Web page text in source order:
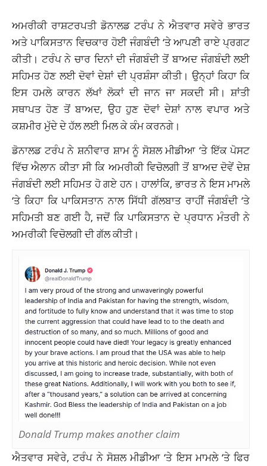
ਅਮਰੀਕੀ ਰਾਸ਼ਟਰਪਤੀ ਡੋਨਾਲਡ ਟਰੰਪ ਨੇ ਐਤਵਾਰ ਸਵੇਰੇ ਭਾਰਤ
ਅਤੇ ਪਾਕਿਸਤਾਨ ਵਿਚਕਾਰ ਹੋਈ ਜੰਗਬੰਦੀ ‘ਤੇ ਆਪਣੀ ਰਾਏ ਪ੍ਰਗਟ
ਕੀਤੀ। ਟਰੰਪ ਨੇ ਚਾਰ ਦਿਨਾਂ ਦੀ ਜੰਗਬੰਦੀ ਤੋਂ ਬਾਅਦ ਜੰਗਬੰਦੀ ਲਈ
ਸਹਿਮਤ ਹੋਣ ਲਈ ਦੋਵਾਂ ਦੇਸ਼ਾਂ ਦੀ ਪ੍ਰਸ਼ੰਸਾ ਕੀਤੀ। ਉਨ੍ਹਾਂ ਕਿਹਾ ਕਿ
ਇਸ ਹਮਲੇ ਕਾਰਨ ਲੱਖਾਂ ਲੋਕਾਂ ਦੀ ਜਾਨ ਜਾ ਸਕਦੀ ਸੀ। ਸ਼ਾਂਤੀ
ਸਥਾਪਤ ਹੋਣ ਤੋਂ ਬਾਅਦ, ਉਹ ਹੁਣ ਦੋਵਾਂ ਦੇਸ਼ਾਂ ਨਾਲ ਵਪਾਰ ਅਤੇ
ਕਸ਼ਮੀਰ ਮੁੱਦੇ ਦੇ ਹੱਲ ਲਈ ਮਿਲ ਕੇ ਕੰਮ ਕਰਨਗੇ।
ਡੋਨਾਲਡ ਟਰੰਪ ਨੇ ਸ਼ਨੀਵਾਰ ਸ਼ਾਮ ਨੂੰ ਸੋਸ਼ਲ ਮੀਡੀਆ ‘ਤੇ ਇੱਕ ਪੋਸਟ
ਵਿੱਚ ਐਲਾਨ ਕੀਤਾ ਸੀ ਕਿ ਅਮਰੀਕੀ ਵਿਚੋਲਗੀ ਤੋਂ ਬਾਅਦ ਦੋਵੇਂ ਦੇਸ਼
ਜੰਗਬੰਦੀ ਲਈ ਸਹਿਮਤ ਹੋ ਗਏ ਹਨ। ਹਾਲਾਂਕਿ, ਭਾਰਤ ਨੇ ਇਸ ਮਾਮਲੇ
‘ਤੇ ਕਿਹਾ ਕਿ ਪਾਕਿਸਤਾਨ ਨਾਲ ਸਿੱਧੀ ਗੱਲਬਾਤ ਰਾਹੀਂ ਜੰਗਬੰਦੀ ‘ਤੇ
ਸਹਿਮਤੀ ਬਣ ਗਈ ਹੈ, ਜਦੋਂ ਕਿ ਪਾਕਿਸਤਾਨ ਦੇ ਪ੍ਰਧਾਨ ਮੰਤਰੀ ਨੇ
ਅਮਰੀਕੀ ਵਿਚੋਲਗੀ ਦੀ ਗੱਲ ਕੀਤੀ।
Donald Trump makes another claim
ਐਤਵਾਰ ਸਵੇਰੇ, ਟਰੰਪ ਨੇ ਸੋਸ਼ਲ ਮੀਡੀਆ ‘ਤੇ ਇਸ ਮਾਮਲੇ ‘ਤੇ ਫਿਰ